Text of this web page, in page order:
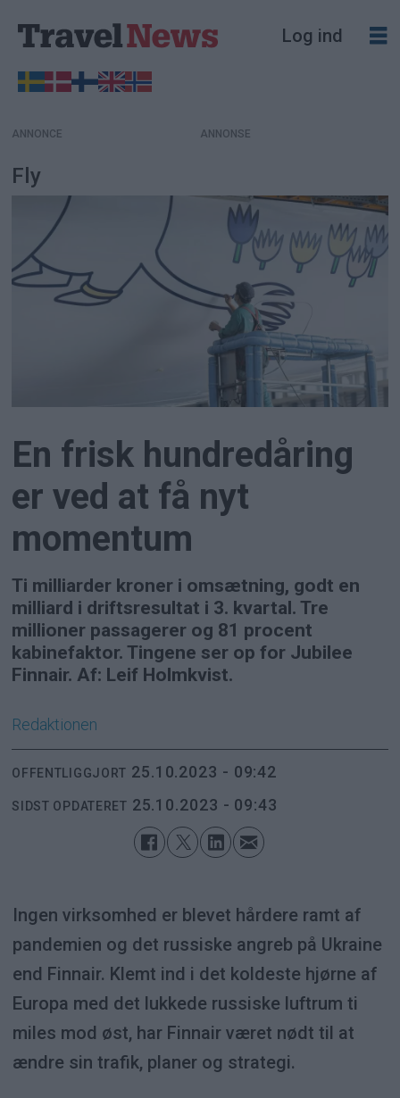
Log ind
ANNONCE
Fly
En frisk hundredåring
er ved at få nyt
momentum
Ti milliarder kroner i omsætning, godt en
milliard i driftsresultat i 3. kvartal. Tre
millioner passagerer og 81 procent
kabinefaktor. Tingene ser op for Jubilee
Finnair. Af: Leif Holmkvist.
Redaktionen
OFFENTLIGGJORT 25.10.2023 - 09:42
SIDST OPDATERET 25.10.2023 - 09:43
Ingen virksomhed er blevet hårdere ramt af
pandemien og det russiske angreb på Ukraine
end Finnair. Klemt ind i det koldeste hjørne af
Europa med det lukkede russiske luftrum ti
miles mod øst, har Finnair været nødt til at
ændre sin trafik, planer og strategi.